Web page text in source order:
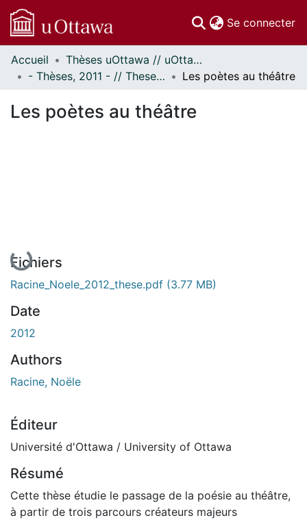
Se connecter
Communautés
et collections
Statistiques
Accueil
Thèses uOttawa // uOttawa Theses
- Thèses, 2011 - // Theses, 2011 -
Les poètes au théâtre
Les poètes au théâtre
En cours de chargement...
Fichiers
Racine_Noele_2012_these.pdf (3.77 MB)
Date
2012
Authors
Racine, Noële
Éditeur
Université d'Ottawa / University of Ottawa
Résumé
Cette thèse étudie le passage de la poésie au théâtre,
à partir de trois parcours créateurs majeurs